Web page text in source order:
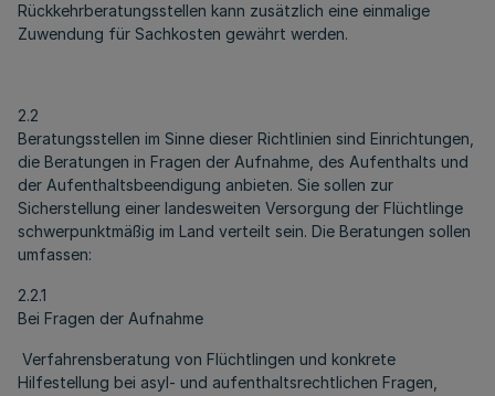
Rückkehrberatungsstellen kann zusätzlich eine einmalige
Zuwendung für Sachkosten gewährt werden.
2.2
Beratungsstellen im Sinne dieser Richtlinien sind Einrichtungen,
die Beratungen in Fragen der Aufnahme, des Aufenthalts und
der Aufenthaltsbeendigung anbieten. Sie sollen zur
Sicherstellung einer landesweiten Versorgung der Flüchtlinge
schwerpunktmäßig im Land verteilt sein. Die Beratungen sollen
umfassen:
2.2.1
Bei Fragen der Aufnahme
Verfahrensberatung von Flüchtlingen und konkrete
Hilfestellung bei asyl- und aufenthaltsrechtlichen Fragen,